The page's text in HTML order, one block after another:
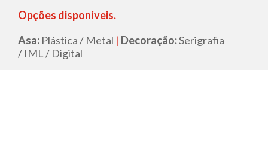
Opções disponíveis.
Asa: Plástica / Metal | Decoração:Serigrafia
/ IML / Digital